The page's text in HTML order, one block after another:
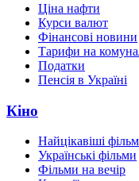
Ціна нафти
Курси валют
Фінансові новини
Тарифи на
Податки
Пенсія в Україні
Кіно
Найцікавіші
Українські фільми
Фільми на вечір